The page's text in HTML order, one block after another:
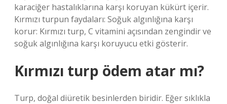
karaciğer hastalıklarına karşı koruyan kükürt içerir.
Kırmızı turpun faydaları: Soğuk algınlığına karşı
korur: Kırmızı turp, C vitamini açısından zengindir ve
soğuk algınlığına karşı koruyucu etki gösterir.
Kırmızı turp ödem atar mı?
Turp, doğal diüretik besinlerden biridir. Eğer sıklıkla